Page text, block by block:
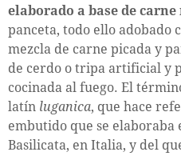
elaborado a base de carne
panceta, todo ello adobado
mezcla de carne picada y
de cerdo o tripa artificial y
cocinada al fuego. El
latín luganica, que hace
embutido que se elaboraba
Basilicata, en Italia, y del